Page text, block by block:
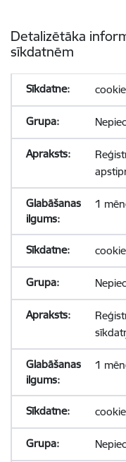
Detalizētāka
sīkdatnēm
1
1